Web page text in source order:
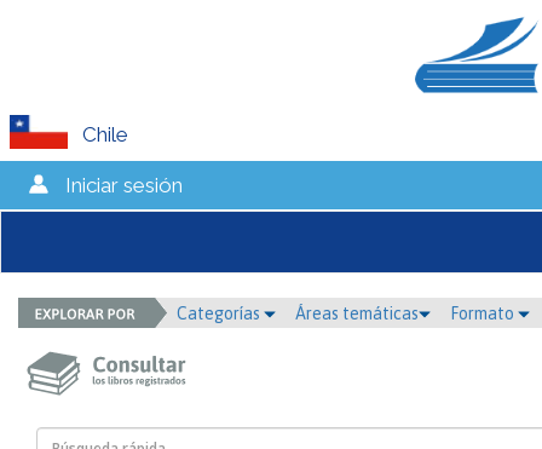
Chile
Iniciar sesión
Categorías Áreas temáticas Formato